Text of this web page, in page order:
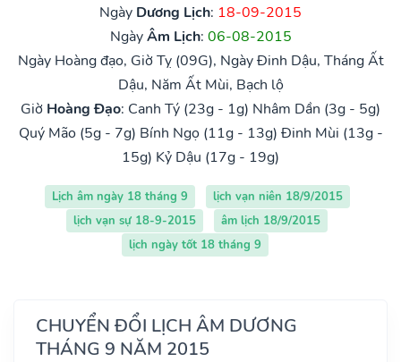
Ngày Dương Lịch: 18-09-2015
NgàyÂm Lịch: 06-08-2015
Ngày Hoàng đạo, Giờ Tỵ (09G), Ngày Đinh Dậu, Tháng Ất
Dậu, Năm Ất Mùi, Bạch lộ
Giờ Hoàng Đạo: Canh Tý (23g - 1g) Nhâm Dần (3g - 5g)
Quý Mão (5g - 7g) Bính Ngọ (11g - 13g) Đinh Mùi (13g -
15g) Kỷ Dậu (17g - 19g)
Lịch âm ngày 18 tháng 9
lịch vạn niên 18/9/2015
lịch vạn sự 18-9-2015
âm lịch 18/9/2015
lịch ngày tốt 18 tháng 9
CHUYỂN ĐỔI LỊCH ÂM DƯƠNG
THÁNG 9 NĂM 2015